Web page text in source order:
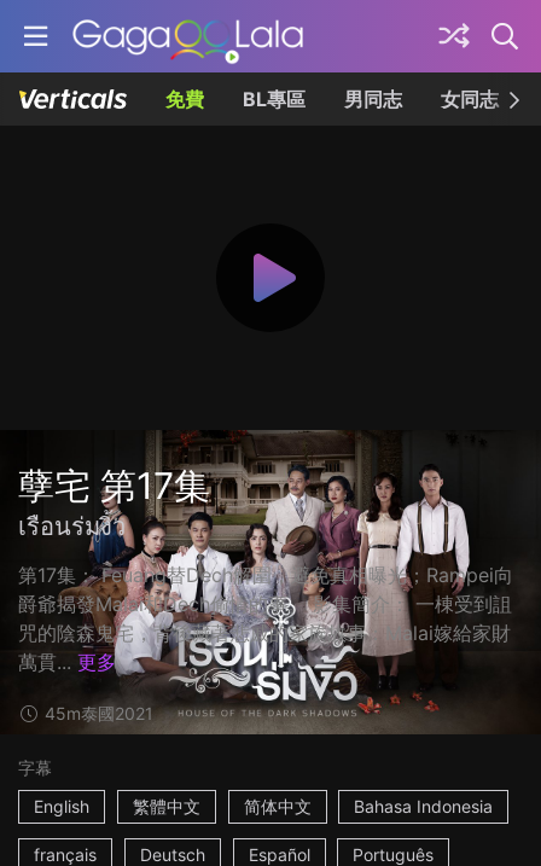
免費 BL專區 男同志 女同志
孽宅 第17集
เรือนร่มงิ้ว
第17集： Feuang替Dech解圍，避免真相曝光；Rampei向
爵爺揭發Malai和Dech偷情的事。 影集簡介： 一棟受到詛
咒的陰森鬼宅，背後藏著悲戚的家族故事：Malai嫁給家財
萬貫... 更多
45m泰國2021
字幕
English
繁體中文 简体中文 Bahasa Indonesia
français Deutsch Español Português